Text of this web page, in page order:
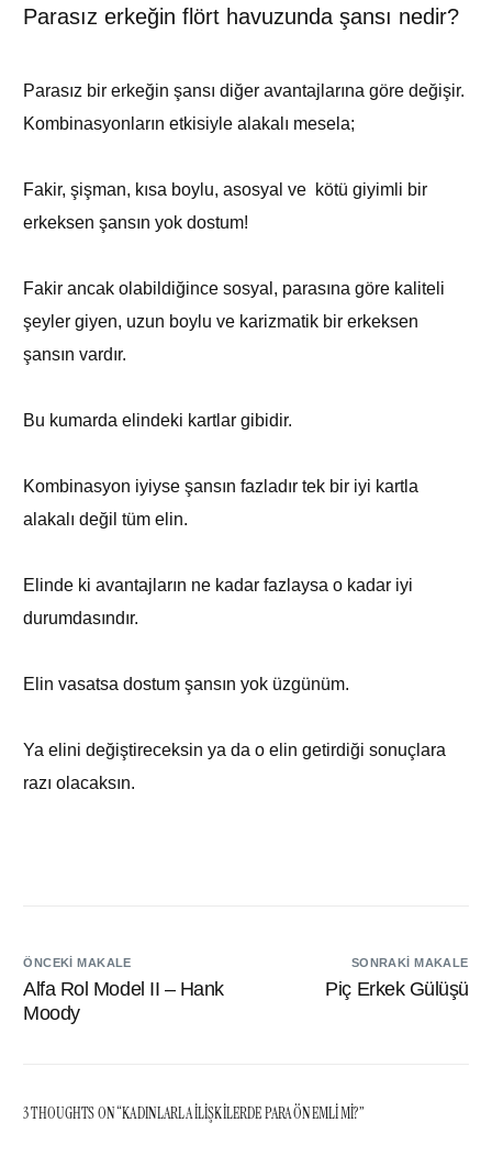
Parasız erkeğin flört havuzunda şansı nedir?
Parasız bir erkeğin şansı diğer avantajlarına göre değişir.
Kombinasyonların etkisiyle alakalı mesela;
Fakir, şişman, kısa boylu, asosyal ve kötü giyimli bir
erkeksen şansın yok dostum!
Fakir ancak olabildiğince sosyal, parasına göre kaliteli
şeyler giyen, uzun boylu ve karizmatik bir erkeksen
şansın vardır.
Bu kumarda elindeki kartlar gibidir.
Kombinasyon iyiyse şansın fazladır tek bir iyi kartla
alakalı değil tüm elin.
Elinde ki avantajların ne kadar fazlaysa o kadar iyi
durumdasındır.
Elin vasatsa dostum şansın yok üzgünüm.
Ya elini değiştireceksin ya da o elin getirdiği sonuçlara
razı olacaksın.
ÖNCEKI MAKALE
Alfa Rol Model II – Hank
Moody
SONRAKI MAKALE
Piç Erkek Gülüşü
3 THOUGHTS ON “KADINLARLA İLIŞKILERDE PARA ÖNEMLI MI?”